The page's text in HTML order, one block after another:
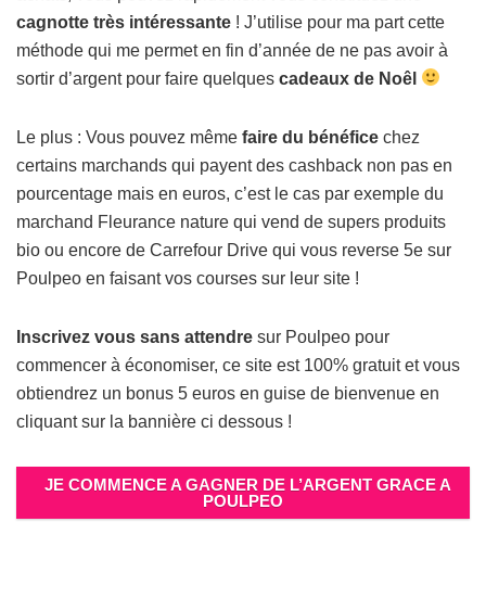
cagnotte très intéressante ! J’utilise pour ma part cette
méthode qui me permet en fin d’année de ne pas avoir à
sortir d’argent pour faire quelques cadeaux de Noêl
Le plus : Vous pouvez même faire du bénéfice chez
certains marchands qui payent des cashback non pas en
pourcentage mais en euros, c’est le cas par exemple du
marchand Fleurance nature qui vend de supers produits
bio ou encore de Carrefour Drive qui vous reverse 5e sur
Poulpeo en faisant vos courses sur leur site !
Inscrivez vous sans attendre sur Poulpeo pour
commencer à économiser, ce site est 100% gratuit et vous
obtiendrez un bonus 5 euros en guise de bienvenue en
cliquant sur la bannière ci dessous !
JE COMMENCE A GAGNER DE L’ARGENT GRACE A
POULPEO